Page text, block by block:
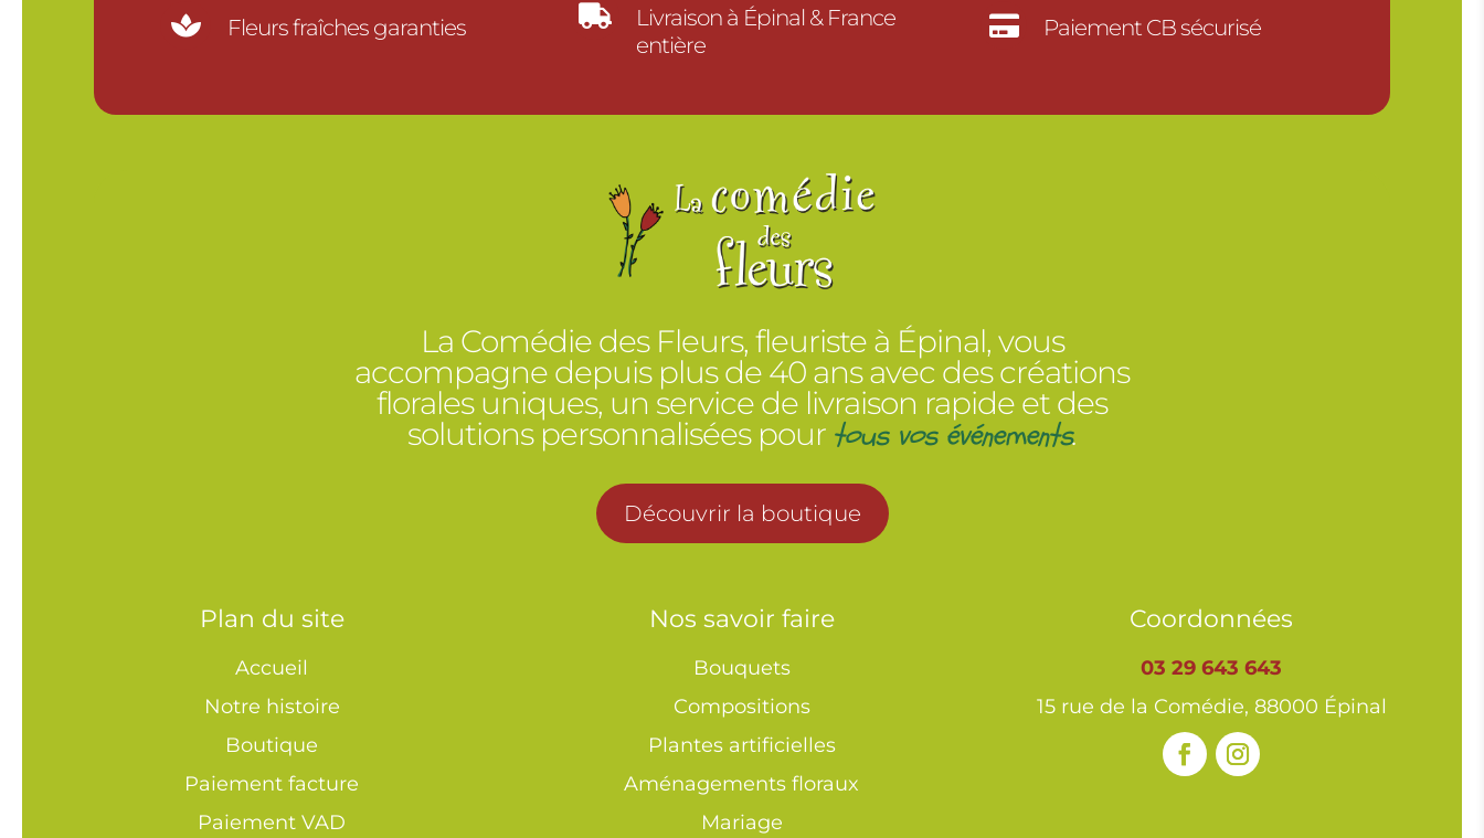
 Fleurs fraîches garanties 
Livraison à Épinal & France
entière
 Paiement CB sécurisé
La Comédie des Fleurs, fleuriste à Épinal, vous
accompagne depuis plus de 40 ans avec des créations
florales uniques, un service de livraison rapide et des
solutions personnalisées pour tous vos événements.
Découvrir la boutique
Plan du site
Accueil
Notre histoire
Boutique
Paiement facture
Paiement VAD
Nos savoir faire
Bouquets
Compositions
Plantes artificielles
Aménagements floraux
Mariage
Coordonnées
03 29 643 643
15 rue de la Comédie, 88000 Épinal